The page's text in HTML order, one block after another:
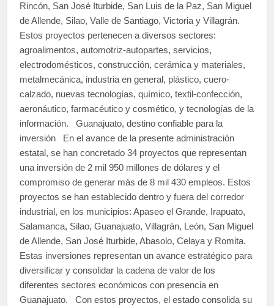
Rincón, San José Iturbide, San Luis de la Paz, San Miguel
de Allende, Silao, Valle de Santiago, Victoria y Villagrán.
Estos proyectos pertenecen a diversos sectores:
agroalimentos, automotriz-autopartes, servicios,
electrodomésticos, construcción, cerámica y materiales,
metalmecánica, industria en general, plástico, cuero-
calzado, nuevas tecnologías, químico, textil-confección,
aeronáutico, farmacéutico y cosmético, y tecnologías de la
información. Guanajuato, destino confiable para la
inversión En el avance de la presente administración
estatal, se han concretado 34 proyectos que representan
una inversión de 2 mil 950 millones de dólares y el
compromiso de generar más de 8 mil 430 empleos. Estos
proyectos se han establecido dentro y fuera del corredor
industrial, en los municipios: Apaseo el Grande, Irapuato,
Salamanca, Silao, Guanajuato, Villagrán, León, San Miguel
de Allende, San José Iturbide, Abasolo, Celaya y Romita.
Estas inversiones representan un avance estratégico para
diversificar y consolidar la cadena de valor de los
diferentes sectores económicos con presencia en
Guanajuato. Con estos proyectos, el estado consolida su